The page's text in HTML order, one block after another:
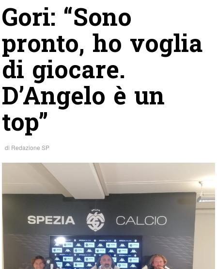
Gori: “Sono
pronto, ho voglia
di giocare.
D’Angelo è un
top”
di Redazione SP